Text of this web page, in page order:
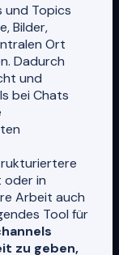
und Topics
Bilder,
Ort
Dadurch
und
bei Chats
oder in
Arbeit auch
Tool für
zu geben,